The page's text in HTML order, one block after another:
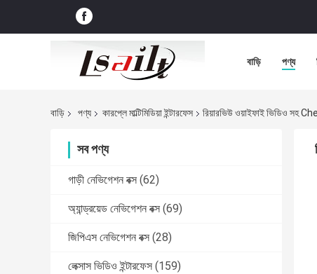
বাড়ি পণ্য
বাড়ি পণ্য কারপ্লে মাল্টিমিডিয়া ইন্টারফেস রিয়ারভিউ ওয়াইফাই ভিডিও সহ
সব পণ্য
গাড়ী নেভিগেশন বক্স (62)
অ্যান্ড্রয়েড নেভিগেশন বক্স (69)
জিপিএস নেভিগেশন বক্স (28)
লেক্সাস ভিডিও ইন্টারফেস (159)